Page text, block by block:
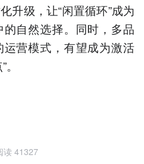
升级，让“闲置循环”成为
自然选择。同时，多品
营模式，有望成为激活
读 41327